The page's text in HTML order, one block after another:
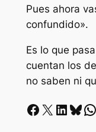
Pues ahora
confundido».
Es lo que
cuentan los
no saben ni
Facebook X LinkedIn Bluesky Whatsapp